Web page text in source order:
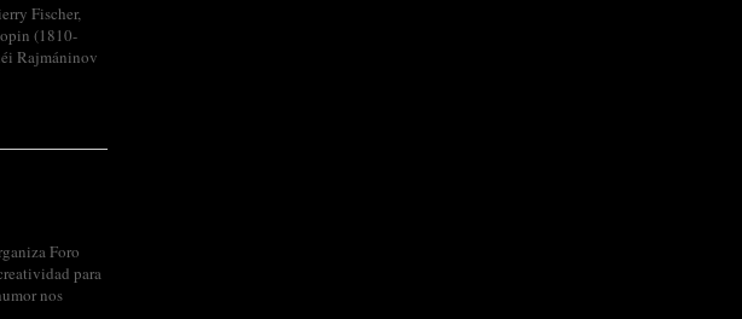
Fischer,
(1810-
Rajmáninov
Foro
para
nos